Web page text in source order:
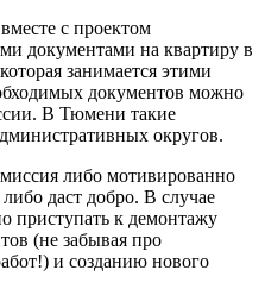
с проектом
документами на квартиру в
занимается этими
документов можно
В Тюмени такие
округов.
либо мотивированно
даст добро. В случае
приступать к демонтажу
(не забывая про
и созданию нового